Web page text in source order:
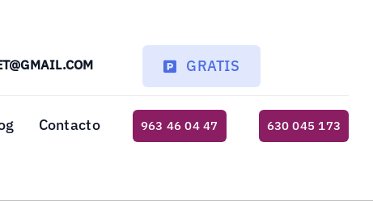
GRATIS
Contacto 963 46 04 47 630 045 173